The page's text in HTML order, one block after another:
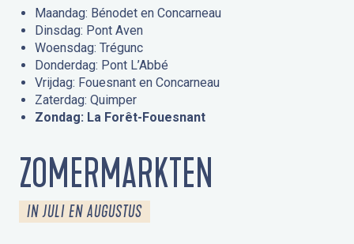
Maandag: Bénodet en Concarneau
Dinsdag: Pont Aven
Woensdag: Trégunc
Donderdag: Pont L’Abbé
Vrijdag: Fouesnant en Concarneau
Zaterdag: Quimper
Zondag: La Forêt-Fouesnant
ZOMERMARKTEN
IN JULI EN AUGUSTUS